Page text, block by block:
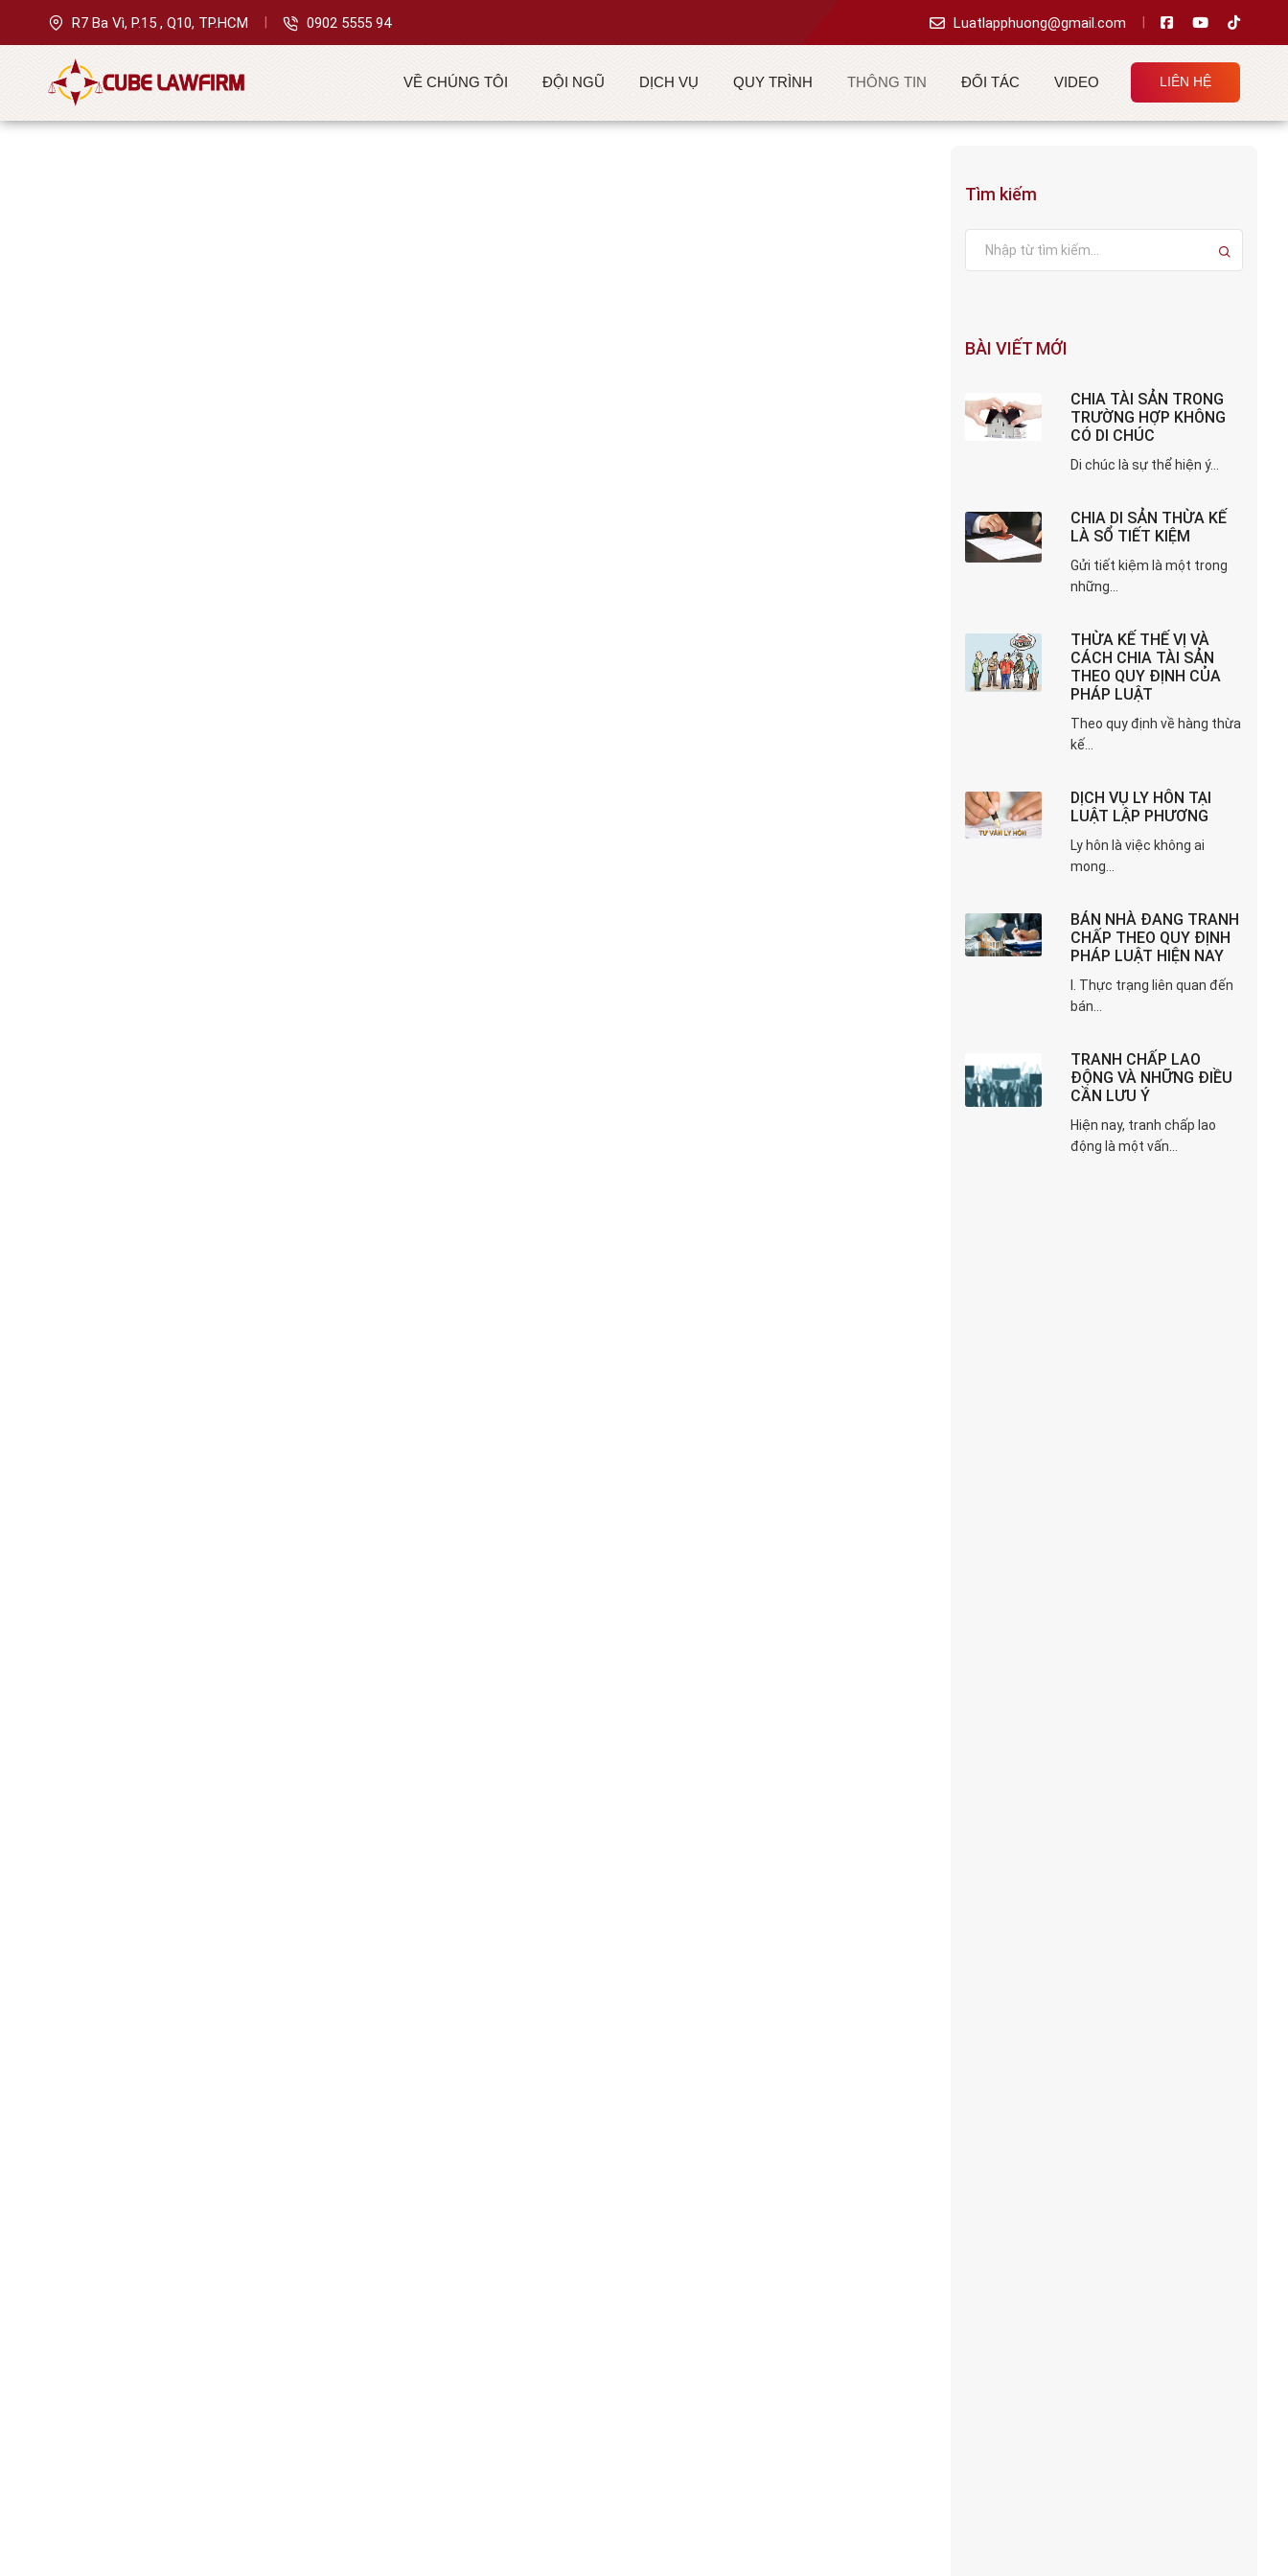
R7 Ba Vì, P.15 , Q10, TP.HCM | 0902 5555 94 Luatlapphuong@gmail.com |
VỀ CHÚNG TÔI ĐỘI NGŨ DỊCH VỤ QUY TRÌNH THÔNG TIN ĐỐI TÁC VIDEO LIÊN HỆ
Trang chủ Thông tin Thông tin
Tìm kiếm
BÀI VIẾT MỚI
CHIA TÀI SẢN TRONG
TRƯỜNG HỢP KHÔNG
CÓ DI CHÚC
Di chúc là sự thể hiện ý...
CHIA DI SẢN THỪA KẾ
LÀ SỔ TIẾT KIỆM
Gửi tiết kiệm là một trong
những...
THỪA KẾ THẾ VỊ VÀ
CÁCH CHIA TÀI SẢN
THEO QUY ĐỊNH CỦA
PHÁP LUẬT
Theo quy định về hàng thừa
kế...
DỊCH VỤ LY HÔN TẠI
LUẬT LẬP PHƯƠNG
Ly hôn là việc không ai
mong...
BÁN NHÀ ĐANG TRANH
CHẤP THEO QUY ĐỊNH
PHÁP LUẬT HIỆN NAY
I. Thực trạng liên quan đến
bán...
TRANH CHẤP LAO
ĐỘNG VÀ NHỮNG ĐIỀU
CẦN LƯU Ý
Hiện nay, tranh chấp lao
động là một vấn...